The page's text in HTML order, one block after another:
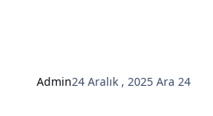
Admin24 Aralık , 2025Ara 24